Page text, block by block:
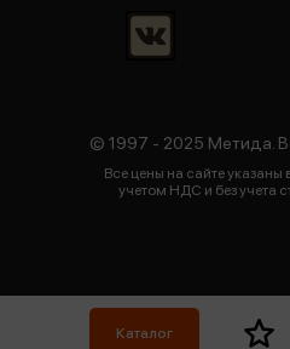
Каталог
© 1997 - 2025 Метида.
Все цены на сайте указаны
учетом НДС и без учета